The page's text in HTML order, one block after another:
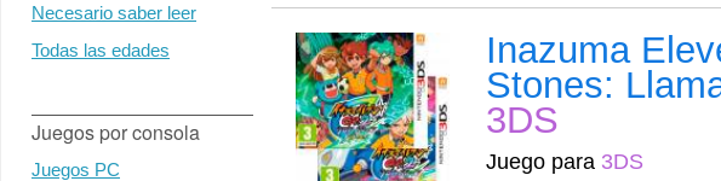
Necesario saber leer
Todas las edades
Juegos por consola
Juegos PC
Inazuma
Stones:
3DS
Juego para 3DS